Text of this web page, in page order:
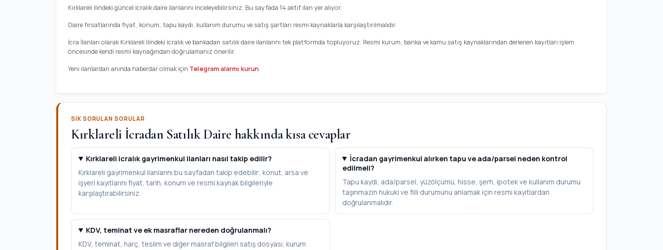
Kırklareli ilindeki güncel icralık daire ilanlarını inceleyebilirsiniz. Bu sayfada 14 aktif ilan yer alıyor.
Daire fırsatlarında fiyat, konum, tapu kaydı, kullanım durumu ve satış şartları resmi kaynaklarla karşılaştırılmalıdır.
İcra İlanları olarak Kırklareli ilindeki icralık ve bankadan satılık daire ilanlarını tek platformda topluyoruz. Resmi kurum, banka ve kamu satış kaynaklarından derlenen kayıtları işlem
öncesinde kendi resmi kaynağından doğrulamanız önerilir.
Yeni ilanlardan anında haberdar olmak için Telegram alarmı kurun.
SIK SORULAN SORULAR
Kırklareli İcradan Satılık Daire hakkında kısa cevaplar
Kırklareli icralık gayrimenkul ilanları nasıl takip edilir?
Kırklareli gayrimenkul ilanlarını bu sayfadan takip edebilir; konut, arsa ve
işyeri kayıtlarını fiyat, tarih, konum ve resmi kaynak bilgileriyle
karşılaştırabilirsiniz.
İcradan gayrimenkul alırken tapu ve ada/parsel neden kontrol
edilmeli?
Tapu kaydı, ada/parsel, yüzölçümü, hisse, şerh, ipotek ve kullanım durumu
taşınmazın hukuki ve fiili durumunu anlamak için resmi kayıtlardan
doğrulanmalıdır.
KDV, teminat ve ek masraflar nereden doğrulanmalı?
KDV, teminat, harç, teslim ve diğer masraf bilgileri satış dosyası, kurum